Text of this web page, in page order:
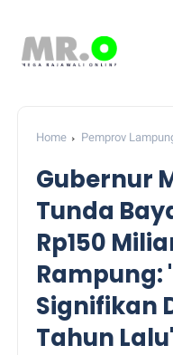
Home Pemprov
Signifikan Dibanding
Gubernur
Tunda
Rp150
Rampung:
Signifikan
Tahun